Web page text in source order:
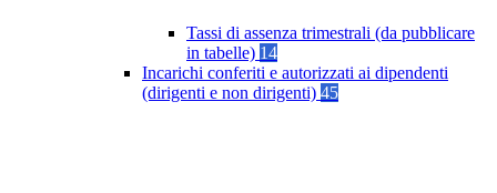
Tassi di assenza trimestrali (da pubblicare
in tabelle) 14
Incarichi conferiti e autorizzati ai dipendenti
(dirigenti e non dirigenti) 45